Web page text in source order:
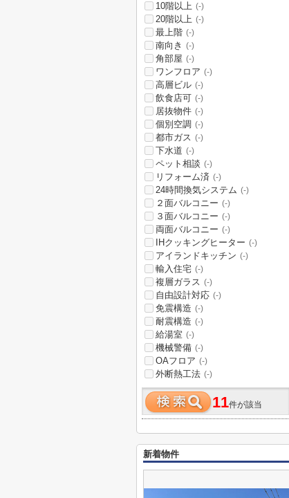
10階以上 (-)
20階以上 (-)
最上階 (-)
南向き (-)
角部屋 (-)
ワンフロア (-)
高層ビル (-)
飲食店可 (-)
居抜物件 (-)
個別空調 (-)
都市ガス (-)
下水道 (-)
ペット相談 (-)
リフォーム済 (-)
24時間換気システム (-)
２面バルコニー (-)
３面バルコニー (-)
両面バルコニー (-)
IHクッキングヒーター (-)
アイランドキッチン (-)
輸入住宅 (-)
複層ガラス (-)
自由設計対応 (-)
免震構造 (-)
耐震構造 (-)
給湯室 (-)
機械警備 (-)
OAフロア (-)
外断熱工法 (-)
11件が該当
新着物件